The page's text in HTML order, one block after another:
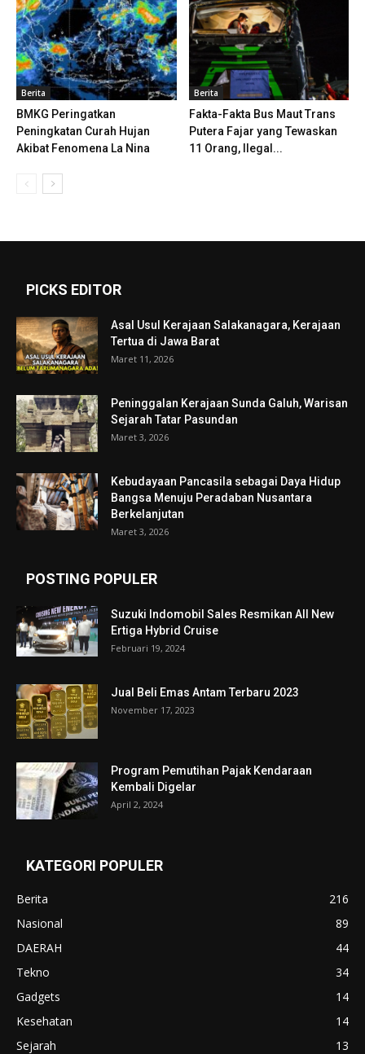
Berita
BMKG Peringatkan
Peningkatan Curah Hujan
Akibat Fenomena La Nina
Berita
Fakta-Fakta Bus Maut Trans
Putera Fajar yang Tewaskan
11 Orang, Ilegal...
PICKS EDITOR
Asal Usul Kerajaan Salakanagara, Kerajaan
Tertua di Jawa Barat
Maret 11, 2026
Peninggalan Kerajaan Sunda Galuh, Warisan
Sejarah Tatar Pasundan
Maret 3, 2026
Kebudayaan Pancasila sebagai Daya Hidup
Bangsa Menuju Peradaban Nusantara
Berkelanjutan
Maret 3, 2026
POSTING POPULER
Suzuki Indomobil Sales Resmikan All New
Ertiga Hybrid Cruise
Februari 19, 2024
Jual Beli Emas Antam Terbaru 2023
November 17, 2023
Program Pemutihan Pajak Kendaraan
Kembali Digelar
April 2, 2024
KATEGORI POPULER
Berita
216
Nasional
89
DAERAH
44
Tekno
34
Gadgets
14
Kesehatan
14
Sejarah
13